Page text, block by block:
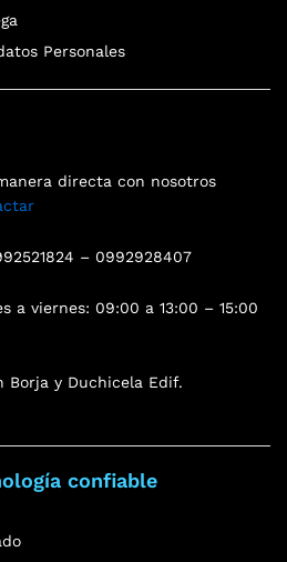
Personales
directa con nosotros
– 0992928407
a viernes: 09:00 a 13:00 – 15:00
Borja y Duchicela Edif.
confiable